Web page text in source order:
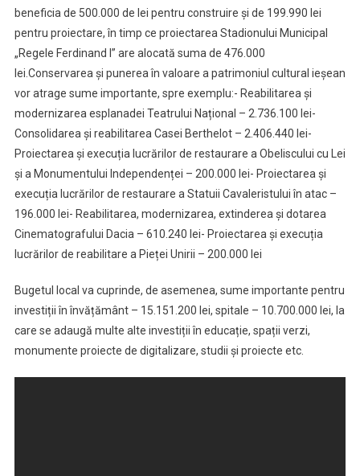
beneficia de 500.000 de lei pentru construire și de 199.990 lei
pentru proiectare, în timp ce proiectarea Stadionului Municipal
„Regele Ferdinand I” are alocată suma de 476.000
lei.Conservarea și punerea în valoare a patrimoniul cultural ieșean
vor atrage sume importante, spre exemplu:- Reabilitarea și
modernizarea esplanadei Teatrului Național – 2.736.100 lei-
Consolidarea și reabilitarea Casei Berthelot – 2.406.440 lei-
Proiectarea și execuția lucrărilor de restaurare a Obeliscului cu Lei
și a Monumentului Independenței – 200.000 lei- Proiectarea și
execuția lucrărilor de restaurare a Statuii Cavaleristului în atac –
196.000 lei- Reabilitarea, modernizarea, extinderea și dotarea
Cinematografului Dacia – 610.240 lei- Proiectarea și execuția
lucrărilor de reabilitare a Pieței Unirii – 200.000 lei
Bugetul local va cuprinde, de asemenea, sume importante pentru
investiții în învățământ – 15.151.200 lei, spitale – 10.700.000 lei, la
care se adaugă multe alte investiții în educație, spații verzi,
monumente proiecte de digitalizare, studii și proiecte etc.